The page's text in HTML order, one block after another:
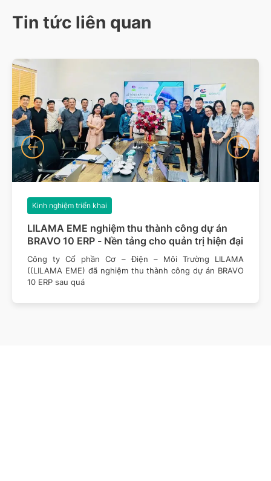
Tin tức liên quan
LILAMA EME nghiệm thu thành công dự án
BRAVO 10 ERP - Nền tảng cho quản trị hiện đại
Kinh nghiệm triển khai
Công ty Cổ phần Cơ – Điện – Môi Trường LILAMA
((LILAMA EME) đã nghiệm thu thành công dự án BRAVO
10 ERP sau quá